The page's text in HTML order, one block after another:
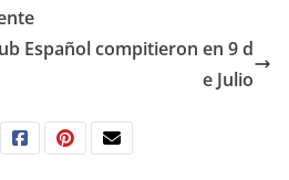
Español compitieron en 9 d
e Julio